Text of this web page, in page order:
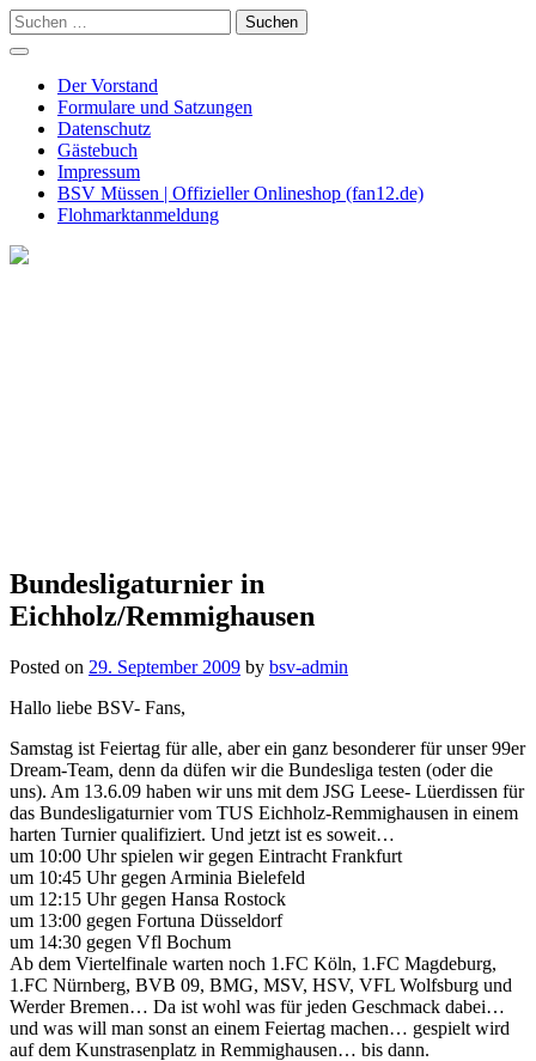
Skip
to
content
Suchen
nach:
Der Vorstand
Formulare und Satzungen
Datenschutz
Gästebuch
Impressum
BSV Müssen | Offizieller Onlineshop (fan12.de)
Flohmarktanmeldung
Bundesligaturnier in
Eichholz/Remmighausen
Posted on 29. September 2009 by bsv-admin
Hallo liebe BSV- Fans,
Samstag ist Feiertag für alle, aber ein ganz besonderer für unser 99er
Dream-Team, denn da düfen wir die Bundesliga testen (oder die
uns). Am 13.6.09 haben wir uns mit dem JSG Leese- Lüerdissen für
das Bundesligaturnier vom TUS Eichholz-Remmighausen in einem
harten Turnier qualifiziert. Und jetzt ist es soweit…
um 10:00 Uhr spielen wir gegen Eintracht Frankfurt
um 10:45 Uhr gegen Arminia Bielefeld
um 12:15 Uhr gegen Hansa Rostock
um 13:00 gegen Fortuna Düsseldorf
um 14:30 gegen Vfl Bochum
Ab dem Viertelfinale warten noch 1.FC Köln, 1.FC Magdeburg,
1.FC Nürnberg, BVB 09, BMG, MSV, HSV, VFL Wolfsburg und
Werder Bremen… Da ist wohl was für jeden Geschmack dabei…
und was will man sonst an einem Feiertag machen… gespielt wird
auf dem Kunstrasenplatz in Remmighausen… bis dann.